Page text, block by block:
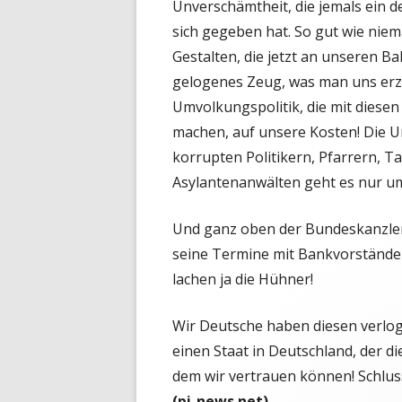
Unverschämtheit, die jemals ein
sich gegeben hat. So gut wie
Gestalten, die jetzt an unseren
gelogenes Zeug, was man uns
Umvolkungspolitik, die mit diesen
machen, auf unsere Kosten! Die
korrupten Politikern, Pfarrern,
Asylantenanwälten geht es nur
Und ganz oben der
seine Termine mit
lachen ja die Hühner!
Wir Deutsche haben diesen
einen Staat in Deutschland, der
dem wir vertrauen können!